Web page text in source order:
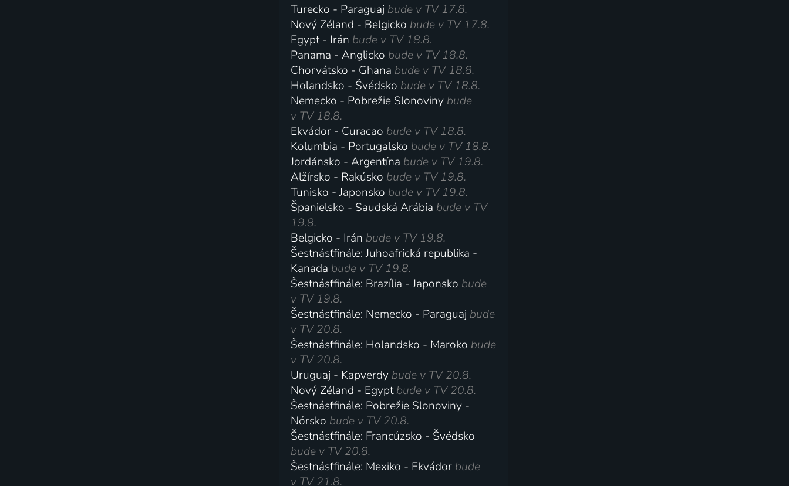
Turecko - Paraguaj bude v TV 17.8.
Nový Zéland - Belgicko bude v TV 17.8.
Egypt - Irán bude v TV 18.8.
Panama - Anglicko bude v TV 18.8.
Chorvátsko - Ghana bude v TV 18.8.
Holandsko - Švédsko bude v TV 18.8.
Nemecko - Pobrežie Slonoviny bude
v TV 18.8.
Ekvádor - Curacao bude v TV 18.8.
Kolumbia - Portugalsko bude v TV 18.8.
Jordánsko - Argentína bude v TV 19.8.
Alžírsko - Rakúsko bude v TV 19.8.
Tunisko - Japonsko bude v TV 19.8.
Španielsko - Saudská Arábia bude v TV
19.8.
Belgicko - Irán bude v TV 19.8.
Šestnásťfinále: Juhoafrická republika -
Kanada bude v TV 19.8.
Šestnásťfinále: Brazília - Japonsko bude
v TV 19.8.
Šestnásťfinále: Nemecko - Paraguaj bude
v TV 20.8.
Šestnásťfinále: Holandsko - Maroko bude
v TV 20.8.
Uruguaj - Kapverdy bude v TV 20.8.
Nový Zéland - Egyptbude v TV 20.8.
Šestnásťfinále: Pobrežie Slonoviny -
Nórsko bude v TV 20.8.
Šestnásťfinále: Francúzsko - Švédsko
bude v TV 20.8.
Šestnásťfinále: Mexiko - Ekvádor bude
v TV 21.8.